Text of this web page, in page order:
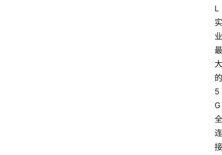
L
实
业
最
大
的
5
G
全
连
接